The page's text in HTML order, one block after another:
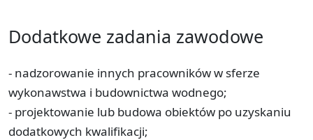
Dodatkowe zadania zawodowe
- nadzorowanie innych pracowników w sferze
wykonawstwa i budownictwa wodnego;
- projektowanie lub budowa obiektów po uzyskaniu
dodatkowych kwalifikacji;